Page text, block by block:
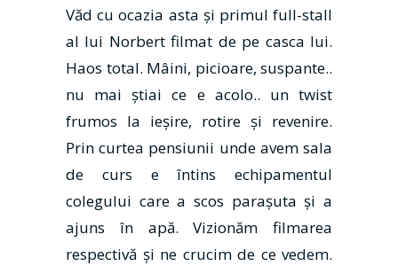
Văd cu ocazia asta şi primul full-stall
al lui Norbert filmat de pe casca lui.
Haos total. Mâini, picioare, suspante..
nu mai ştiai ce e acolo.. un twist
frumos la ieşire, rotire şi revenire.
Prin curtea pensiunii unde avem sala
de curs e întins echipamentul
colegului care a scos paraşuta şi a
ajuns în apă. Vizionăm filmarea
respectivă şi ne crucim de ce vedem.